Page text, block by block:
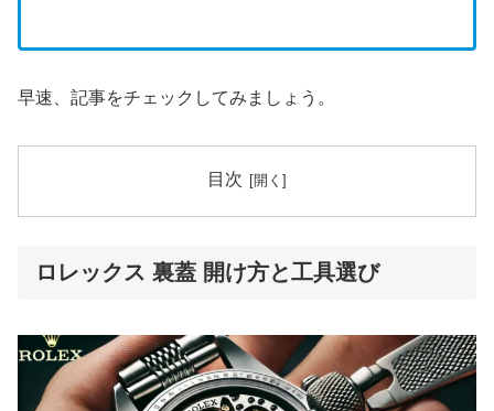
早速、記事をチェックしてみましょう。
目次
ロレックス 裏蓋 開け方と工具選び